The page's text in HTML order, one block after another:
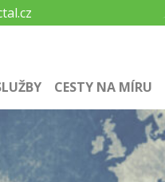
CESTY NA MÍRU